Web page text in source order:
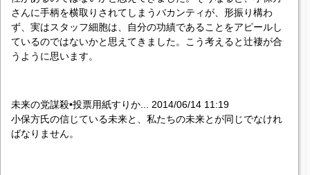
さんに手柄を横取りされてしまうバカンティが、形振り構わ
ず、実はスタッフ細胞は、自分の功績であることをアピールし
ているのではないかと思えてきました。こう考えると辻褄が合
うように思います。
未来の党謀殺•投票用紙すりか... 2014/06/14 11:19
小保方氏の信じている未来と、私たちの未来とが同じでなけれ
ばなりません。